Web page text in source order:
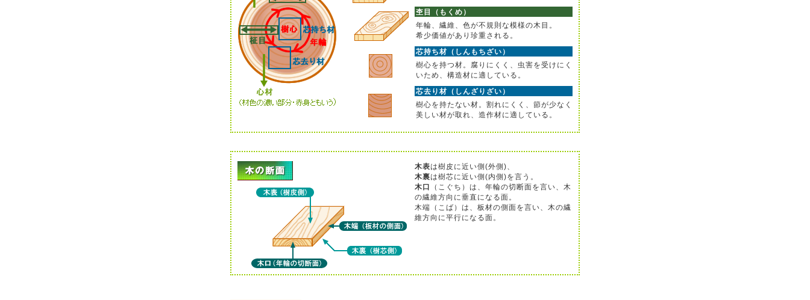
杢目（もくめ）
年輪、繊維、色が不規則な模様の木目。
希少価値があり珍重される。
芯持ち材（しんもちざい）
樹心を持つ材。腐りにくく、虫害を受けにく
いため、構造材に適している。
芯去り材（しんざりざい）
樹心を持たない材。割れにくく、節が少なく
美しい材が取れ、造作材に適している。
木表は樹皮に近い側(外側)、
木裏は樹芯に近い側(内側)を言う。
木口
（こぐち）は、年輪の切断面を言い、木
の繊維方向に垂直になる面。
木端（こば）は、板材の側面を言い、木の繊
維方向に平行になる面。